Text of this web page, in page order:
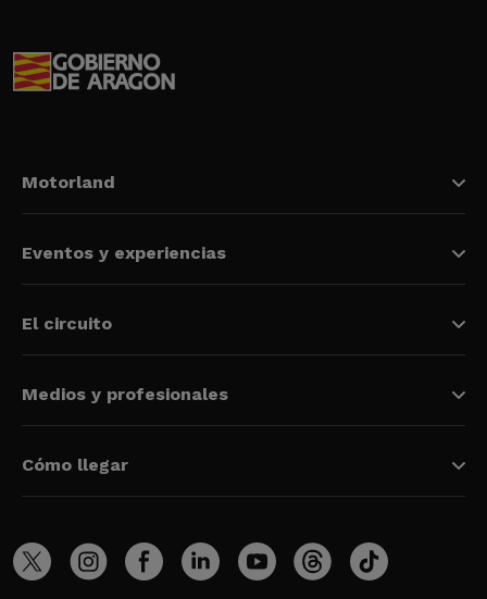
Motorland
Eventos y experiencias
El circuito
Medios y profesionales
Cómo llegar